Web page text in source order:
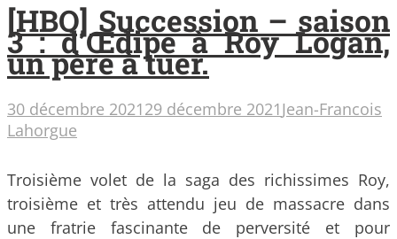
[HBO] Succession – saison
3 : d’Œdipe à Roy Logan,
un père à tuer.
30 décembre 202129 décembre 2021Jean-Francois
Lahorgue
Troisième volet de la saga des richissimes Roy,
troisième et très attendu jeu de massacre dans
une fratrie fascinante de perversité et pour